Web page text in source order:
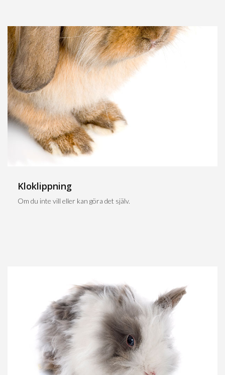
Kloklippning
Om du inte vill eller kan göra det själv.